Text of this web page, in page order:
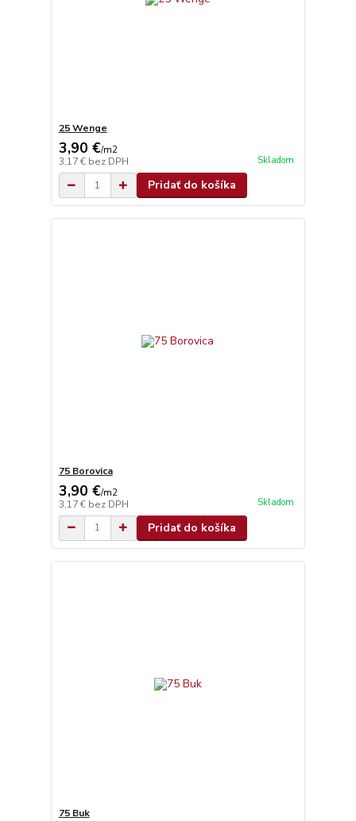
25 Wenge
3,90 €/m2
3,17 € bez DPH Skladom
Pridať do košíka
75 Borovica
3,90 €/m2
3,17 € bez DPH Skladom
Pridať do košíka
75 Buk